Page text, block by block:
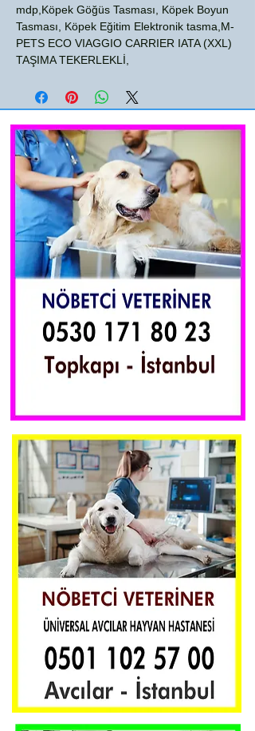
mdp,Köpek Göğüs Tasması, Köpek Boyun
Tasması, Köpek Eğitim Elektronik tasma,M-
PETS ECO VIAGGIO CARRIER IATA (XXL)
TAŞIMA TEKERLEKLİ,